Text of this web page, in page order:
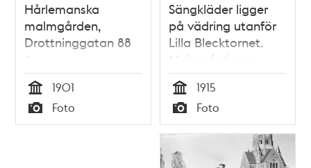
Hårlemanska
malmgården,
Drottninggatan 88
A
Tid
1901
Typ
Foto
Sängkläder ligger
på vädring utanför
Lilla Blecktornet.
Malmgård som
använts av
socialvården sedan
1897. Då
Södermannagatan
27, nu Katarina
Bangata 70
Tid
1915
Typ
Foto